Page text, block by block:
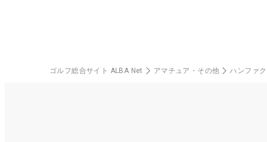
ゴルフ総合サイト ALBA Net アマチュア・その他 ハンファ